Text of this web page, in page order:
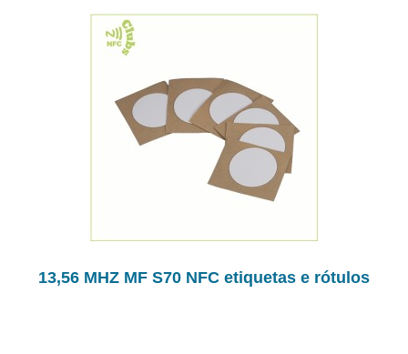
13,56 MHZ MF S70 NFC etiquetas e rótulos